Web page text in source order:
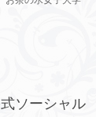
ソーシャル